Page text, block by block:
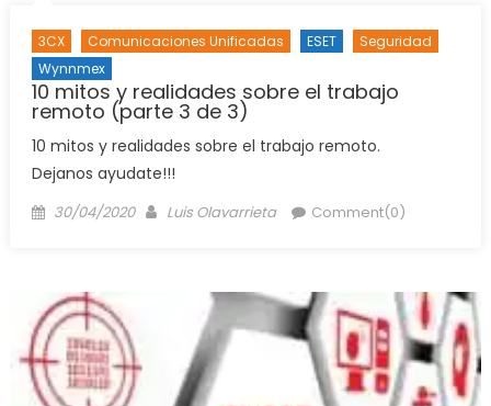
3CX Comunicaciones Unificadas ESET
Seguridad
Wynnmex
10 mitos y realidades sobre el trabajo
remoto (parte 3 de 3)
10 mitos y realidades sobre el trabajo remoto.
Dejanos ayudate!!!
Posted
30/04/2020 Author
Luis Olavarrieta Comment(0)